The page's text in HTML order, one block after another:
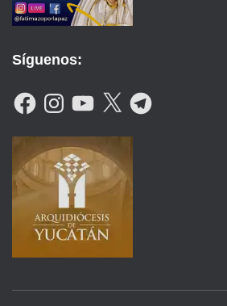
Síguenos:
F
A
B
K
N
A
G
R
M
Y
O
U
B
E
X
T
E
G